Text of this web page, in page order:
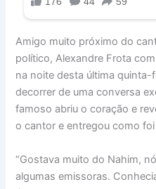
Amigo muito próximo do
político, Alexandre Frota
na noite desta última quinta-
decorrer de uma conversa
famoso abriu o coração e
o cantor e entregou como
“Gostava muito do Nahim,
algumas emissoras.